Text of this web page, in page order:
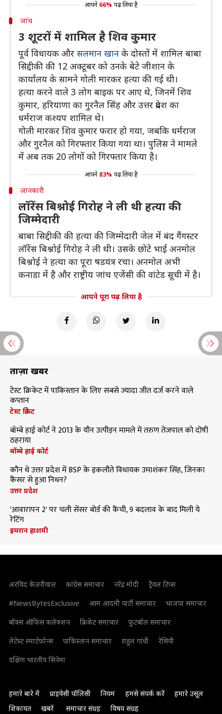
आपने 66% पढ़ लिया है
जांच
3 शूटरों में शामिल है शिव कुमार
पूर्व विधायक और सलमान खान के दोस्तों में शामिल बाबा
सिद्दीकी की 12 अक्टूबर को उनके बेटे जीशान के
कार्यालय के सामने गोली मारकर हत्या की गई थी।
हत्या करने वाले 3 लोग बाइक पर आए थे, जिनमें शिव
कुमार, हरियाणा का गुरनैल सिंह और उत्तर प्रदेश का
धर्मराज कश्यप शामिल थे।
गोली मारकर शिव कुमार फरार हो गया, जबकि धर्मराज
और गुरनैल को गिरफ्तार किया गया था। पुलिस ने मामले
में अब तक 20 लोगों को गिरफ्तार किया है।
आपने 83% पढ़ लिया है
जानकारी
लॉरेंस बिश्नोई गिरोह ने ली थी हत्या की
जिम्मेदारी
बाबा सिद्दीकी की हत्या की जिम्मेदारी जेल में बंद गैंगस्टर
लॉरेंस बिश्नोई गिरोह ने ली थी। उसके छोटे भाई अनमोल
बिश्नोई ने हत्या का पूरा षडयंत्र रचा। अनमोल अभी
कनाडा में है और राष्ट्रीय जांच एजेंसी की वांटेड सूची में है।
आपने पूरा पढ़ लिया है
ताज़ा खबरें
टेस्ट क्रिकेट में पाकिस्तान के लिए सबसे ज्यादा जीत दर्ज करने वाले
कप्तान
टेस्ट क्रिकेट
बॉम्बे हाई कोर्ट ने 2013 के यौन उत्पीड़न मामले में तरुण तेजपाल को दोषी
ठहराया
बॉम्बे हाई कोर्ट
कौन थे उत्तर प्रदेश में BSP के इकलौते विधायक उमाशंकर सिंह, जिनका
कैंसर से हुआ निधन?
उत्तर प्रदेश
'आवारापन 2' पर चली सेंसर बोर्ड की कैंची, 9 बदलाव के बाद मिली ये
रेटिंग
इमरान हाशमी
अरविंद केजरीवाल कांग्रेस समाचार नरेंद्र मोदी
ट्रैवल टिप्स
#NewsBytesExclusive
आम आदमी पार्टी समाचार
भाजपा समाचार
बॉक्स ऑफिस कलेक्शन
क्रिकेट समाचार
फुटबॉल समाचार
लेटेस्ट स्मार्टफोन्स
पाकिस्तान समाचार राहुल गांधी
रेसिपी
दक्षिण भारतीय सिनेमा
हमारे बारे में प्राइवेसी पॉलिसी नियम हमसे संपर्क करें
हमारे उसूल
शिकायत
खबरें समाचार संग्रह विषय संग्रह